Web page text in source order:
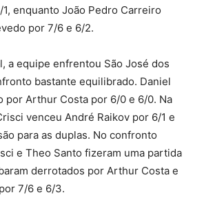
enquanto João Pedro Carreiro
por 7/6 e 6/2.
a equipe enfrentou São José dos
bastante equilibrado. Daniel
por Arthur Costa por 6/0 e 6/0. Na
venceu André Raikov por 6/1 e
para as duplas. No confronto
e Theo Santo fizeram uma partida
derrotados por Arthur Costa e
7/6 e 6/3.